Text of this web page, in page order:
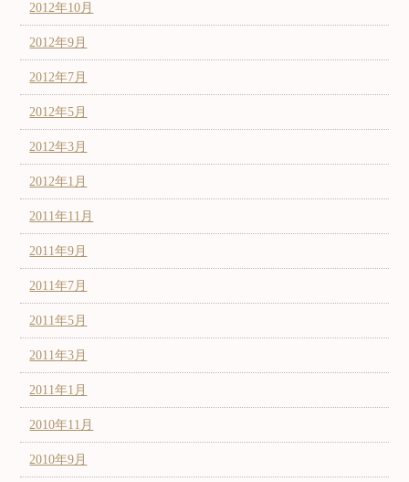
2012年10月
2012年9月
2012年7月
2012年5月
2012年3月
2012年1月
2011年11月
2011年9月
2011年7月
2011年5月
2011年3月
2011年1月
2010年11月
2010年9月